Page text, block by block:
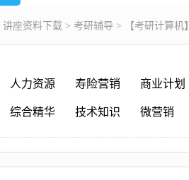
讲座资料下载 > 考研辅导 > 【考研计算机
人力资源 寿险营销 商业计划
综合精华 技术知识 微营销